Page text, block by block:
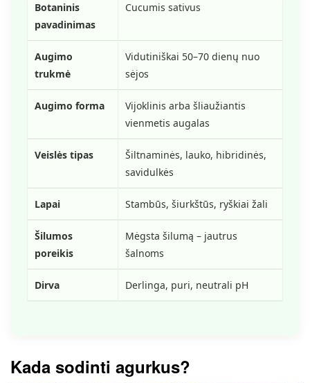
Botaninis
pavadinimas
Cucumis sativus
Augimo
trukmė
Vidutiniškai 50–70 dienų nuo
sėjos
Augimo forma
Vijoklinis arba šliaužiantis
vienmetis augalas
Veislės tipas
Šiltnaminės, lauko, hibridinės,
savidulkės
Lapai Stambūs, šiurkštūs, ryškiai žali
Šilumos
poreikis
Mėgsta šilumą – jautrus
šalnoms
Dirva Derlinga, puri, neutrali pH
Kada sodinti agurkus?